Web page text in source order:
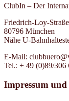
ClubIn – Der
Friedrich-Loy-
80796 München
Nähe U-
E-Mail:
Tel.: + 49 (0)89/306
Impressum